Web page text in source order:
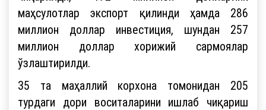
маҳсулотлар экспорт қилинди ҳамда 286
миллион доллар инвестиция, шундан 257
миллион доллар хорижий сармоялар
ўзлаштирилди.
35 та маҳаллий корхона томонидан 205
турдаги дори воситаларини ишлаб чиқариш